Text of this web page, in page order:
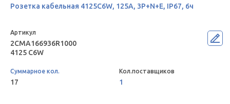
Розетка кабельная 4125C6W, 125А, 3P+N+E, IP67, 6ч
2CMA166936R1000
4125 C6W
17 1